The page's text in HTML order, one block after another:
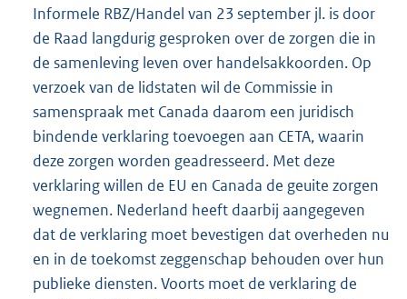
Informele RBZ/Handel van 23 september jl. is door
de Raad langdurig gesproken over de zorgen die in
de samenleving leven over handelsakkoorden. Op
verzoek van de lidstaten wil de Commissie in
samenspraak met Canada daarom een juridisch
bindende verklaring toevoegen aan CETA, waarin
deze zorgen worden geadresseerd. Met deze
verklaring willen de EU en Canada de geuite zorgen
wegnemen. Nederland heeft daarbij aangegeven
dat de verklaring moet bevestigen dat overheden nu
en in de toekomst zeggenschap behouden over hun
publieke diensten. Voorts moet de verklaring de